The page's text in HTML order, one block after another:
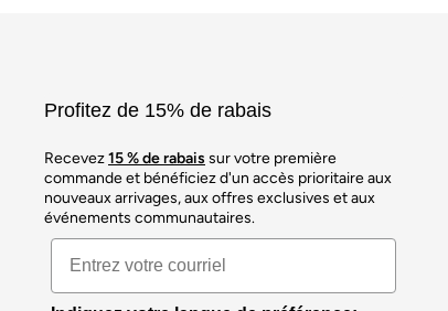
Profitez de 15% de rabais
Recevez15 % de rabais sur votre première
commande et bénéficiez d'un accès prioritaire aux
nouveaux arrivages, aux offres exclusives et aux
événements communautaires.